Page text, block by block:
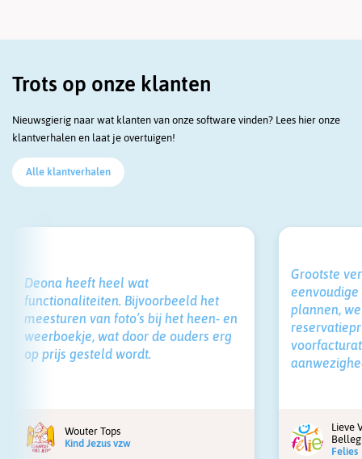
Trots op onze klanten
Nieuwsgierig naar wat klanten van onze software vinden? Lees hier onze
klantverhalen en laat je overtuigen!
Alle klantverhalen
Deona heeft heel wat
functionaliteiten. Bijvoorbeeld het
meesturen van foto’s bij het heen- en
weerboekje, wat door de ouders erg
op prijs gesteld wordt.
Wouter Tops
Kind Jezus vzw
Grootste
plannen,
Lieve
Felies